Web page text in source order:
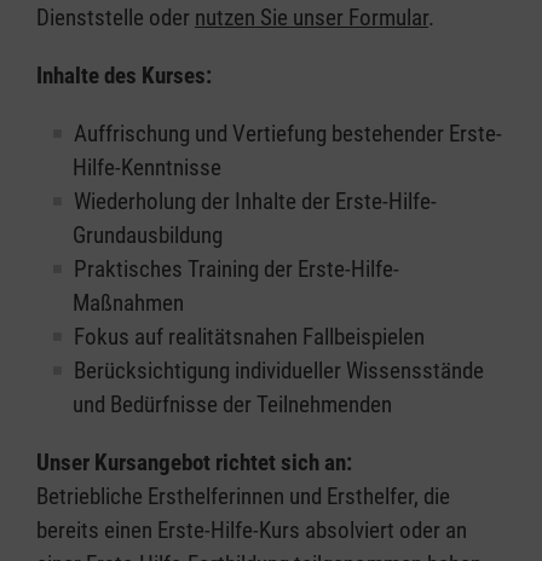
Dienststelle oder nutzen Sie unser Formular.
Inhalte des Kurses:
Auffrischung und Vertiefung bestehender Erste-
Hilfe-Kenntnisse
Wiederholung der Inhalte der Erste-Hilfe-
Grundausbildung
Praktisches Training der Erste-Hilfe-
Maßnahmen
Fokus auf realitätsnahen Fallbeispielen
Berücksichtigung individueller Wissensstände
und Bedürfnisse der Teilnehmenden
Unser Kursangebot richtet sich an:
Betriebliche Ersthelferinnen und Ersthelfer, die
bereits einen Erste-Hilfe-Kurs absolviert oder an